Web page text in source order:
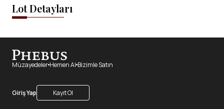
Lot Detayları
Müzayedeler Hemen Al Bizimle Satın
Giriş Yap Kayıt Ol